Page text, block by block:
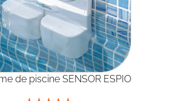
de piscine SENSOR ESPIO